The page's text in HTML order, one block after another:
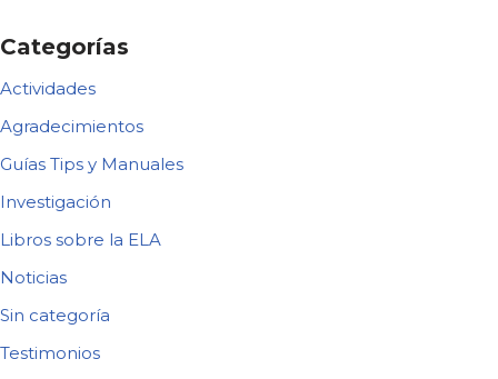
Categorías
Actividades
Agradecimientos
Guías Tips y Manuales
Investigación
Libros sobre la ELA
Noticias
Sin categoría
Testimonios